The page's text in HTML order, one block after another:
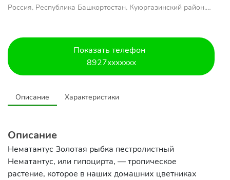
Россия, Республика Башкортостан, Куюргазинский район,
Показать телефон
8927xxxxxxx
Описание Характеристики
Описание
Нематантус Золотая рыбка пестролистный
Нематантус, или гипоцирта, — тропическое
растение, которое в наших домашних цветниках